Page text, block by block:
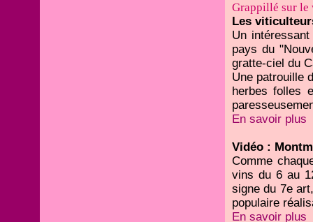
Grappillé sur le
Les
Un
pays du
gratte-ciel du
Une patrouille
herbes folles
En savoir plus
Vidéo :
Comme
vins du 6 au
signe du 7e
populaire
En savoir plus